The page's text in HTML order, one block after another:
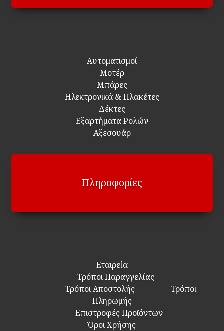
Αυτοματισμοί
Μοτέρ
Μπάρες
Ηλεκτρονικά & Πλακέτες
Δέκτες
Εξαρτήματα Ρολών
Αξεσουάρ
Πληροφορίες
Εταιρεία
Τρόποι Παραγγελίας
Τρόποι Αποστολής
Τρόποι
Πληρωμής
Επιστροφές Προϊόντων
Όροι Χρήσης